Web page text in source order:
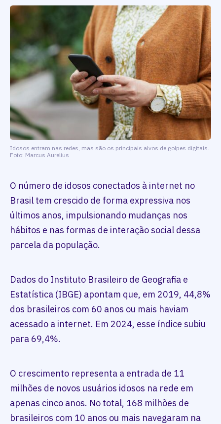
Idosos entram nas redes, mas são os principais alvos de golpes digitais.
Foto: Marcus Aurelius
O número de idosos conectados à internet no
Brasil tem crescido de forma expressiva nos
últimos anos, impulsionando mudanças nos
hábitos e nas formas de interação social dessa
parcela da população.
Dados do Instituto Brasileiro de Geografia e
Estatística (IBGE) apontam que, em 2019, 44,8%
dos brasileiros com 60 anos ou mais haviam
acessado a internet. Em 2024, esse índice subiu
para 69,4%.
O crescimento representa a entrada de 11
milhões de novos usuários idosos na rede em
apenas cinco anos. No total, 168 milhões de
brasileiros com 10 anos ou mais navegaram na